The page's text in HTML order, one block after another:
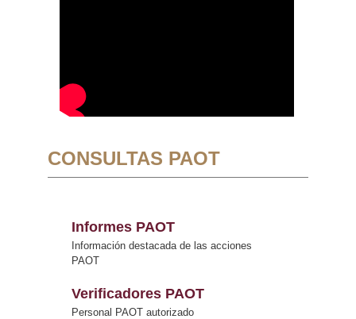
CONSULTAS PAOT
Informes PAOT
Información destacada de las acciones
PAOT
Verificadores PAOT
Personal PAOT autorizado